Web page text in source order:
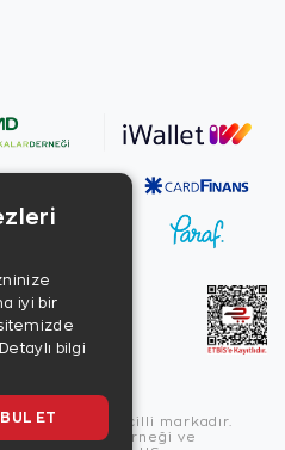
Diamond tescilli markadır.
Markalar Derneği ve
iyi bir
Detaylı bilgi
ET